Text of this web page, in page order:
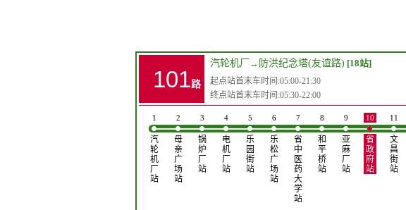
101路
汽轮机厂 → 防洪纪念塔(友谊路) [18站]
起点站首末车时间:05:00-21:30
终点站首末车时间:05:30-22:00
1
汽
轮
机
厂
站
2
母
亲
广
场
站
3
锅
炉
厂
站
4
电
机
厂
站
5
乐
园
街
站
6
乐
松
广
场
站
7
省
中
医
药
大
学
站
8
和
平
桥
站
9
亚
麻
厂
站
10
省
政
府
站
11
文
昌
街
站